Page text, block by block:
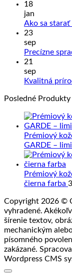
18
jan
Ako sa starať
23
sep
Precízne
21
sep
Kvalitná
Posledné Produkty
Prémiový
GARDE –
Prémiový
čierna farba
Copyright 2026 ©
vyhradené.
šírenie textov,
mechanickým
písomného
zakázané.
Wordpress CMS